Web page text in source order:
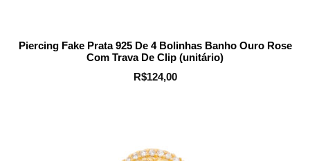
Piercing Fake Prata 925 De 4 Bolinhas Banho Ouro Rose
Com Trava De Clip (unitário)
R$124,00